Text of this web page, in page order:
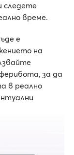
следете
време.
е
на
за да
в реално